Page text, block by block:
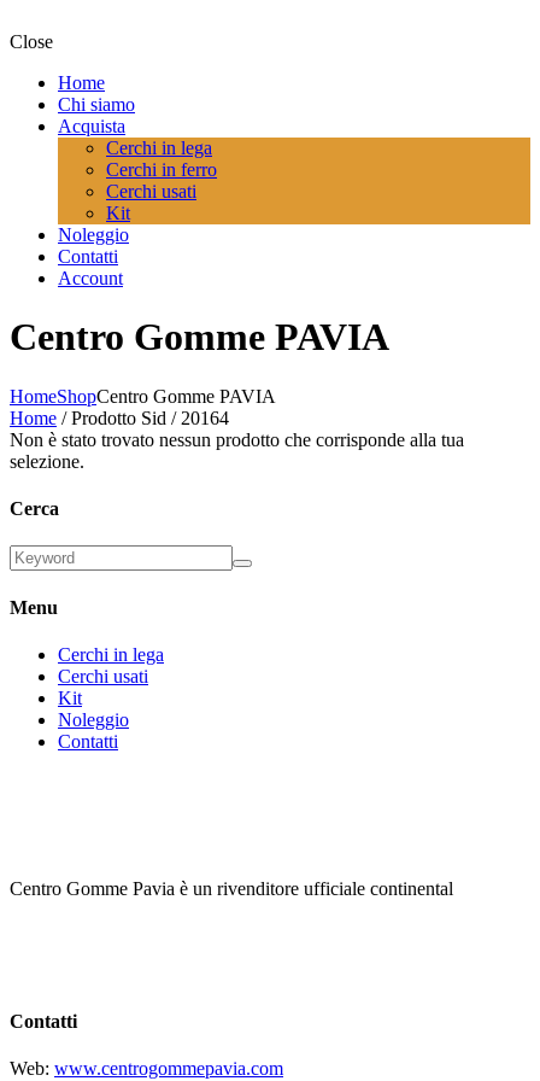
Close
Home
Chi siamo
Acquista
Cerchi in lega
Cerchi in ferro
Cerchi usati
Kit
Noleggio
Contatti
Account
Centro Gomme PAVIA
HomeShopCentro Gomme PAVIA
Home / Prodotto Sid / 20164
Non è stato trovato nessun prodotto che corrisponde alla tua
selezione.
Cerca
Menu
Cerchi in lega
Cerchi usati
Kit
Noleggio
Contatti
Centro Gomme Pavia è un rivenditore ufficiale continental
Contatti
Web: www.centrogommepavia.com